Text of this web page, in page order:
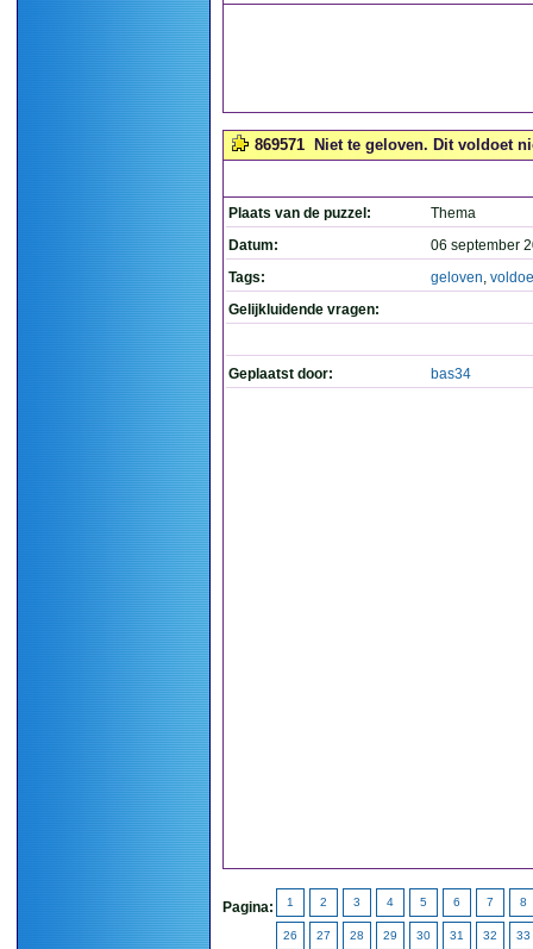
869571 Niet te geloven. Dit voldoet
Plaats van de puzzel:
Thema
Datum:
06 september
Tags:
geloven,
Gelijkluidende vragen:
Geplaatst door: bas34
Pagina: 1 2 3 4 5 6 7 8
26 27 28 29 30 31 32 33